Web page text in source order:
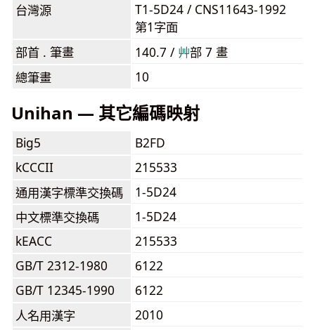
台灣源
T1-5D24 / CNS11643-1992
第1字面
部首 . 筆畫
140.7 / ⾋部 7 畫
總筆畫
10
Unihan — 其它編碼映射
Big5
B2FD
kCCCII
215533
通用漢字標準交換碼
1-5D24
中文標準交換碼
1-5D24
kEACC
215533
GB/T 2312-1980
6122
GB/T 12345-1990
6122
人名用漢字
2010